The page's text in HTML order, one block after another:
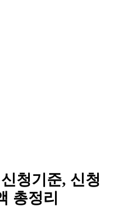
청기준, 신청
총정리